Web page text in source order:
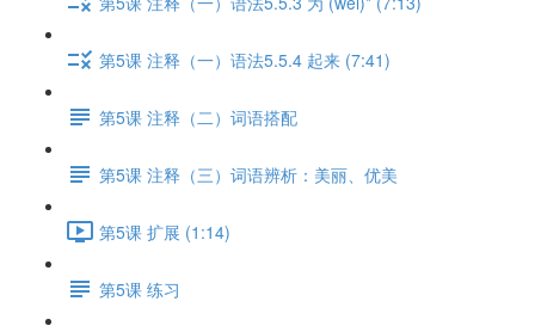
第5课 注释（一）语法5.5.4 起来 (7:41)
第5课 注释（二）词语搭配
第5课 注释（三）词语辨析：美丽、优美
第5课 扩展 (1:14)
第5课 练习